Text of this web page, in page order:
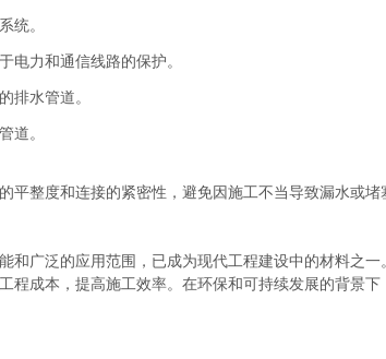
统。
电力和通信线路的保护。
排水管道。
道。
平整度和连接的紧密性，避免因施工不当导致漏水或
和广泛的应用范围，已成为现代工程建设中的材料之
程成本，提高施工效率。在环保和可持续发展的背景下